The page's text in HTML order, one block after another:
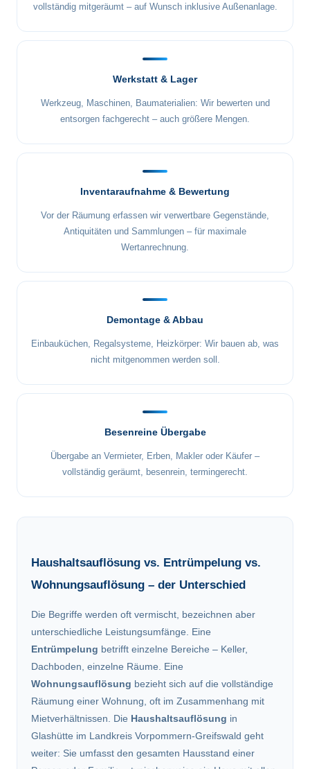
vollständig mitgeräumt – auf Wunsch inklusive Außenanlage.
Werkstatt & Lager
Werkzeug, Maschinen, Baumaterialien: Wir bewerten und
entsorgen fachgerecht – auch größere Mengen.
Inventaraufnahme & Bewertung
Vor der Räumung erfassen wir verwertbare Gegenstände,
Antiquitäten und Sammlungen – für maximale
Wertanrechnung.
Demontage & Abbau
Einbauküchen, Regalsysteme, Heizkörper: Wir bauen ab, was
nicht mitgenommen werden soll.
Besenreine Übergabe
Übergabe an Vermieter, Erben, Makler oder Käufer –
vollständig geräumt, besenrein, termingerecht.
Haushaltsauflösung vs. Entrümpelung vs.
Wohnungsauflösung – der Unterschied
Die Begriffe werden oft vermischt, bezeichnen aber
unterschiedliche Leistungsumfänge. Eine
Entrümpelung betrifft einzelne Bereiche – Keller,
Dachboden, einzelne Räume. Eine
Wohnungsauflösung bezieht sich auf die vollständige
Räumung einer Wohnung, oft im Zusammenhang mit
Mietverhältnissen. Die Haushaltsauflösung in
Glashütte im Landkreis Vorpommern-Greifswald geht
weiter: Sie umfasst den gesamten Hausstand einer